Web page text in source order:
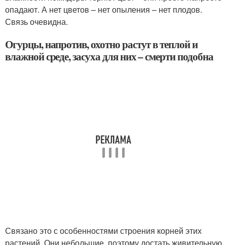
опадают. А нет цветов – нет опыления – нет плодов.
Связь очевидна.
Огурцы, напротив, охотно растут в теплой и
влажной среде, засуха для них – смерти подобна
Связано это с особенностями строения корней этих
растений. Они небольшие, поэтому достать живительную